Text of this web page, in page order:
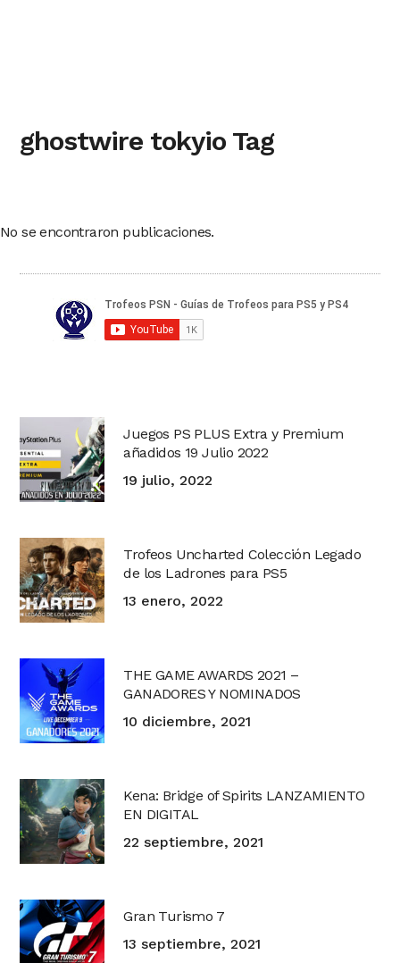
ghostwire tokyio Tag
No se encontraron publicaciones.
Juegos PS PLUS Extra y Premium
añadidos 19 Julio 2022
19 julio, 2022
Trofeos Uncharted Colección Legado
de los Ladrones para PS5
13 enero, 2022
THE GAME AWARDS 2021 –
GANADORES Y NOMINADOS
10 diciembre, 2021
Kena: Bridge of Spirits LANZAMIENTO
EN DIGITAL
22 septiembre, 2021
Gran Turismo 7
13 septiembre, 2021